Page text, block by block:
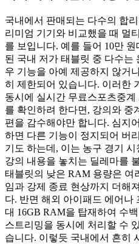
국내에서 판매되는 다수의 합
리미엄 기기와 비교했을 때 멀
를 보입니다. 예를 들어 10만
된 국내 저가 태블릿 중 다수는
우 기능을 아예 제공하지 않거
히 제한되어 있습니다. 이러한
동시에 실시간 무료스포츠중
를 확인하려 한다면, 강의와 중
편을 감수해야만 합니다. 심지
하면 다른 기능이 정지되어 버
기도 하는데, 이는 농구 경기
강의 내용을 놓치는 딜레마를
태블릿의 낮은 RAM 용량은 여
임과 강제 종료 현상까지 더해
다. 반면 해외 아이패드 에어나
대 16GB RAM을 탑재하여 수
스트리밍을 동시에 처리할 수
습니다. 이렇듯 국내에서 흔히